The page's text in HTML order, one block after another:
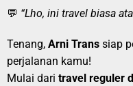
💬 “Lho, ini travel biasa
Tenang, Arni Trans siap
perjalanan kamu!
Mulai dari travel reguler